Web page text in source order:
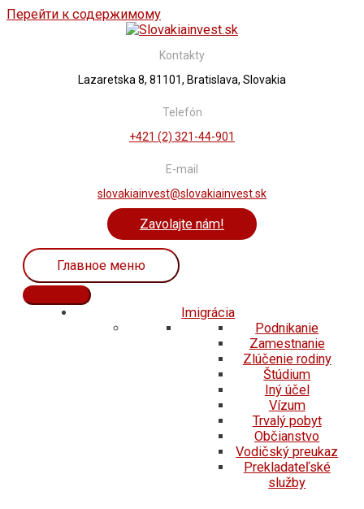
Перейти к содержимому
Kontakty
Lazaretska 8, 81101, Bratislava, Slovakia
Telefón
+421 (2) 321-44-901
E-mail
slovakiainvest@slovakiainvest.sk
Zavolajte nám!
Главное меню
Imigrácia
Podnikanie
Zamestnanie
Zlúčenie rodiny
Štúdium
Iný účel
Vízum
Trvalý pobyt
Občianstvo
Vodičský preukaz
Prekladateľské
služby